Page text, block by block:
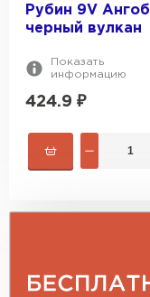
Рубин 9V Ангоб
черный вулкан
Показать
информацию
424.9 ₽